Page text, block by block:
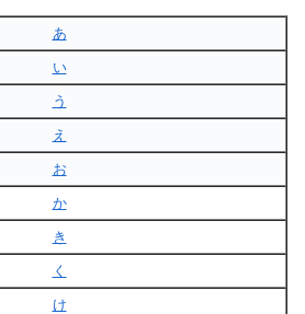
あ
い
う
え
お
か
き
く
け